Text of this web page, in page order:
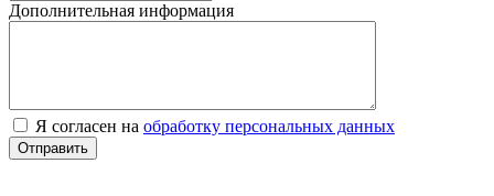
Дополнительная информация
Я согласен на обработку персональных данных